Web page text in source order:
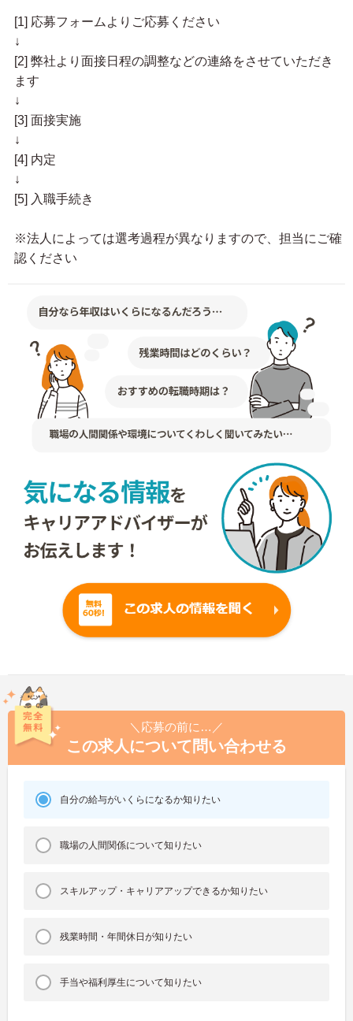
[1] 応募フォームよりご応募ください
↓
[2] 弊社より面接日程の調整などの連絡をさせていただき
ます
↓
[3] 面接実施
↓
[4] 内定
↓
[5] 入職手続き
※法人によっては選考過程が異なりますので、担当にご確
認ください
＼応募の前に…／
この求人について問い合わせる
自分の給与がいくらになるか知りたい
職場の人間関係について知りたい
スキルアップ・キャリアアップできるか知りたい
残業時間・年間休日が知りたい
手当や福利厚生について知りたい